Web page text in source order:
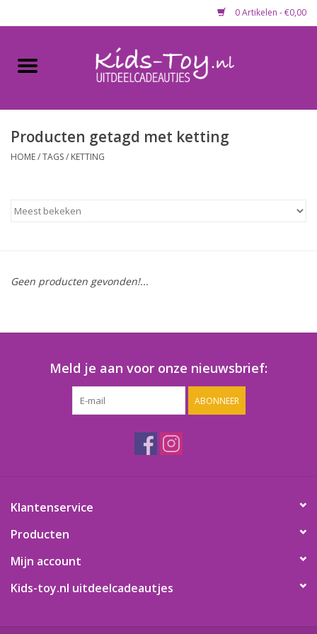
0 Artikelen - €0,00
Home
Gevulde capsules & mixen
Maandaanbieding
Lege capsules
Speelgoedpakketten
Gevulde capsules & mixen
Snoep / kauwgomballen
Producten getagd met ketting
HOME/TAGS/ KETTING
Geen producten gevonden!...
Meld je aan voor onze nieuwsbrief:
ABONNEER
Klantenservice
Producten
Mijn account
Kids-toy.nl uitdeelcadeautjes